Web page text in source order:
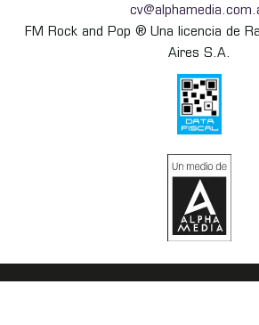
FM Rock and Pop ® Una licencia de
Aires S.A.